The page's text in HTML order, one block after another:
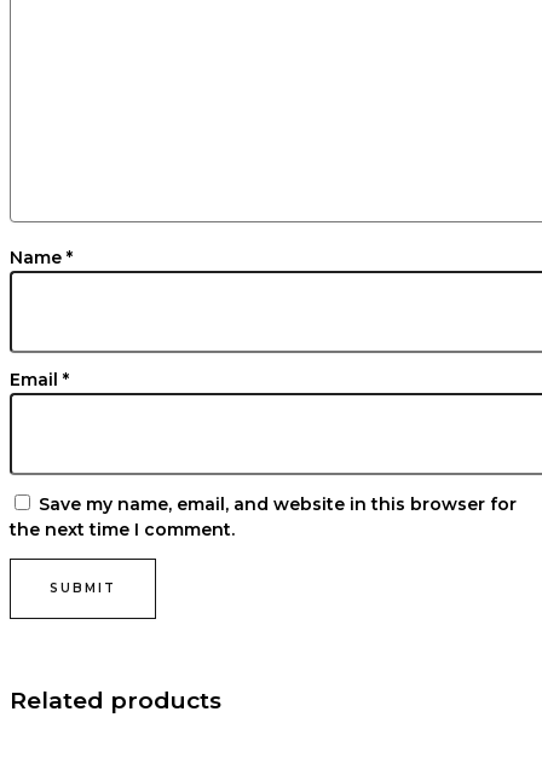
Name *
Email *
Save my name, email, and website in this browser for
the next time I comment.
Related products